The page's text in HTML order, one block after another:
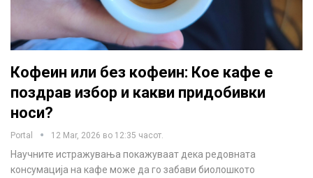
Кофеин или без кофеин: Кое кафе е
поздрав избор и какви придобивки
носи?
Portal 12 Mar, 2026 во 12:35 часот.
Научните истражувања покажуваат дека редовната
консумација на кафе може да го забави биолошкото